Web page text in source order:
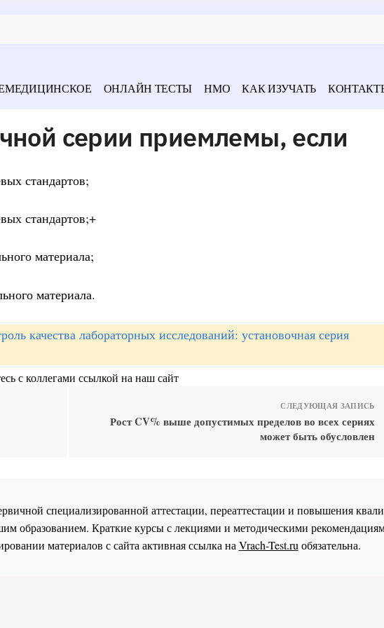
ОНЛАЙН ТЕСТЫ НМО КАК ИЗУЧАТЬ
серии приемлемы, если
стандартов;
стандартов;+
материала;
материала.
качества лабораторных исследований: установочная серия
с коллегами ссылкой на наш сайт
СЛЕДУЮЩАЯ ЗАПИСЬ
Рост CV% выше допустимых пределов во всех сериях
может быть обусловлен
специализированной аттестации, переаттестации и повышения
образованием. Краткие курсы с лекциями и методическими
материалов с сайта активная ссылка наVrach-Test.ruобязательна.